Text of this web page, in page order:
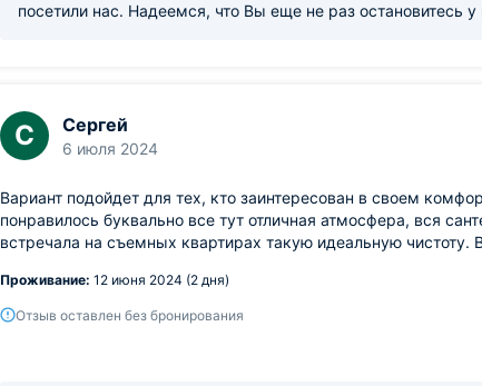
посетили нас. Надеемся, что Вы еще не раз остановитесь
С Сергей
6 июля 2024
Вариант подойдет для тех, кто заинтересован в своем
понравилось буквально все тут отличная атмосфера, вся
встречала на съемных квартирах такую идеальную чистоту.
Проживание: 12 июня 2024 (2 дня)
Отзыв оставлен без бронирования